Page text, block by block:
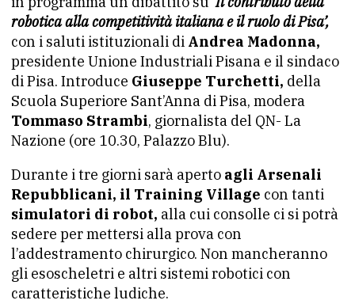
robotica alla competitività italiana e il ruolo di Pisa’,
con i saluti istituzionali di Andrea Madonna,
presidente Unione Industriali Pisana e il sindaco
di Pisa. Introduce Giuseppe Turchetti, della
Scuola Superiore Sant’Anna di Pisa, modera
Tommaso Strambi, giornalista del QN- La
Nazione (ore 10.30, Palazzo Blu).
Durante i tre giorni sarà aperto agli Arsenali
Repubblicani, il Training Village con tanti
simulatori di robot, alla cui consolle ci si potrà
sedere per mettersi alla prova con
l’addestramento chirurgico. Non mancheranno
gli esoscheletri e altri sistemi robotici con
caratteristiche ludiche.